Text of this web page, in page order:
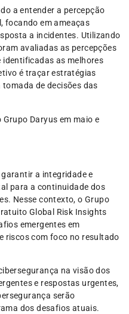
a entender a percepção
focando em ameaças
a incidentes. Utilizando
avaliadas as percepções
identificadas as melhores
é traçar estratégias
de decisões das
Daryus em maio e
a integridade e
para a continuidade dos
Nesse contexto, o Grupo
Global Risk Insights
emergentes em
riscos com foco no resultado
na visão dos
e respostas urgentes,
serão
dos desafios atuais.